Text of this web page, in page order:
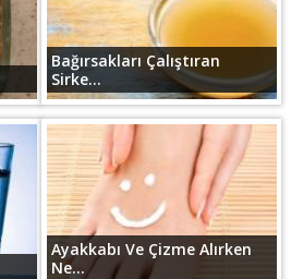
Bağırsakları Çalıştıran
Sirke...
Ayakkabı Ve Çizme Alırken
Ne...